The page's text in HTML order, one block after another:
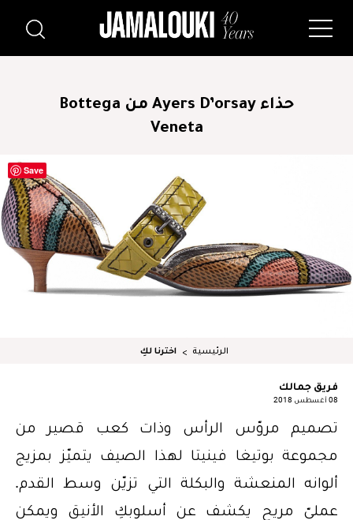
حذاء Ayers D’orsay من Bottega
Veneta
الرئيسية اخترنا لكِ
فريق جمالك
08 أغسطس 2018
تصميم مروّس الرأس وذات كعب قصير من
مجموعة بوتيغا فينيتا لهذا الصيف يتميّز بمزيج
ألوانه المنعشة والبكلة التي تزيّن وسط القدم.
عمليّ مريح يكشف عن أسلوبكِ الأنيق ويمكن
Save